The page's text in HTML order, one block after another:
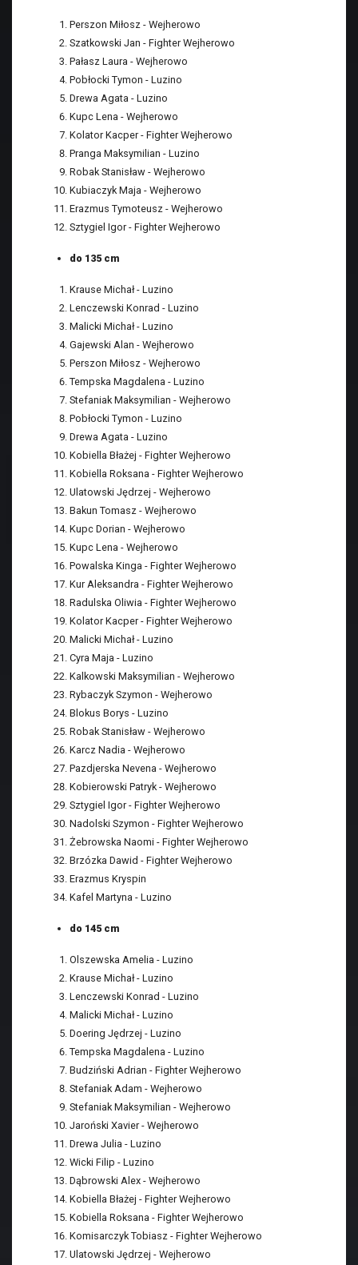
Perszon Miłosz - Wejherowo
Szatkowski Jan - Fighter Wejherowo
Pałasz Laura - Wejherowo
Pobłocki Tymon - Luzino
Drewa Agata - Luzino
Kupc Lena - Wejherowo
Kolator Kacper - Fighter Wejherowo
Pranga Maksymilian - Luzino
Robak Stanisław - Wejherowo
Kubiaczyk Maja - Wejherowo
Erazmus Tymoteusz - Wejherowo
Sztygiel Igor - Fighter Wejherowo
do 135 cm
Krause Michał - Luzino
Lenczewski Konrad - Luzino
Malicki Michał - Luzino
Gajewski Alan - Wejherowo
Perszon Miłosz - Wejherowo
Tempska Magdalena - Luzino
Stefaniak Maksymilian - Wejherowo
Pobłocki Tymon - Luzino
Drewa Agata - Luzino
Kobiella Błażej - Fighter Wejherowo
Kobiella Roksana - Fighter Wejherowo
Ulatowski Jędrzej - Wejherowo
Bakun Tomasz - Wejherowo
Kupc Dorian - Wejherowo
Kupc Lena - Wejherowo
Powalska Kinga - Fighter Wejherowo
Kur Aleksandra - Fighter Wejherowo
Radulska Oliwia - Fighter Wejherowo
Kolator Kacper - Fighter Wejherowo
Malicki Michał - Luzino
Cyra Maja - Luzino
Kalkowski Maksymilian - Wejherowo
Rybaczyk Szymon - Wejherowo
Blokus Borys - Luzino
Robak Stanisław - Wejherowo
Karcz Nadia - Wejherowo
Pazdjerska Nevena - Wejherowo
Kobierowski Patryk - Wejherowo
Sztygiel Igor - Fighter Wejherowo
Nadolski Szymon - Fighter Wejherowo
Żebrowska Naomi - Fighter Wejherowo
Brzózka Dawid - Fighter Wejherowo
Erazmus Kryspin
Kafel Martyna - Luzino
do 145 cm
Olszewska Amelia - Luzino
Krause Michał - Luzino
Lenczewski Konrad - Luzino
Malicki Michał - Luzino
Doering Jędrzej - Luzino
Tempska Magdalena - Luzino
Budziński Adrian - Fighter Wejherowo
Stefaniak Adam - Wejherowo
Stefaniak Maksymilian - Wejherowo
Jaroński Xavier - Wejherowo
Drewa Julia - Luzino
Wicki Filip - Luzino
Dąbrowski Alex - Wejherowo
Kobiella Błażej - Fighter Wejherowo
Kobiella Roksana - Fighter Wejherowo
Komisarczyk Tobiasz - Fighter Wejherowo
Ulatowski Jędrzej - Wejherowo